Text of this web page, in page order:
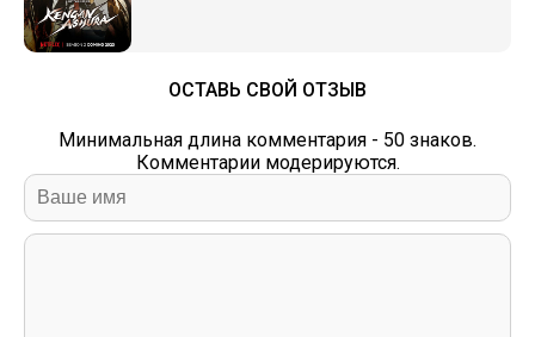
ОСТАВЬ СВОЙ ОТЗЫВ
Минимальная длина комментария - 50 знаков.
Комментарии модерируются.